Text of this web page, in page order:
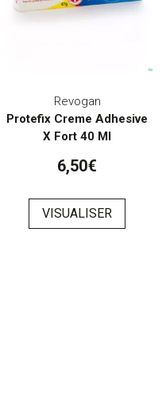
Revogan
Protefix Creme Adhesive
X Fort 40 Ml
6,50€
VISUALISER